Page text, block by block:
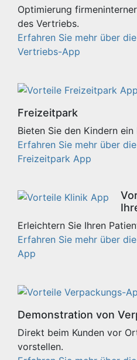
Optimierung
des Vertriebs.
Erfahren Sie mehr über
Vertriebs-App
Freizeitpark
Bieten Sie den Kindern
Erfahren Sie mehr über
Freizeitpark App
Erleichtern Sie Ihren
Erfahren Sie mehr über
App
Demonstration von
Direkt beim Kunden vor
vorstellen.